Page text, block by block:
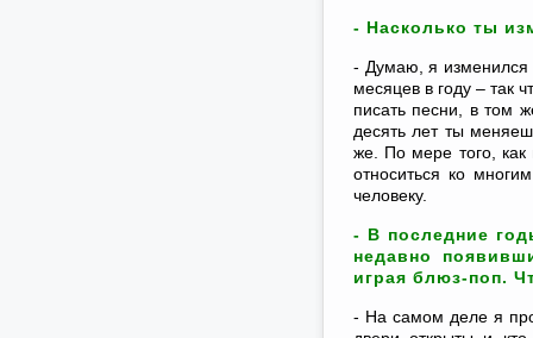
- Насколько ты
- Думаю, я изменился
месяцев в году – так
писать песни, в том
десять лет ты
же. По мере того, как
относиться ко
человеку.
- В последние
недавно
играя блюз-поп.
- На самом деле я